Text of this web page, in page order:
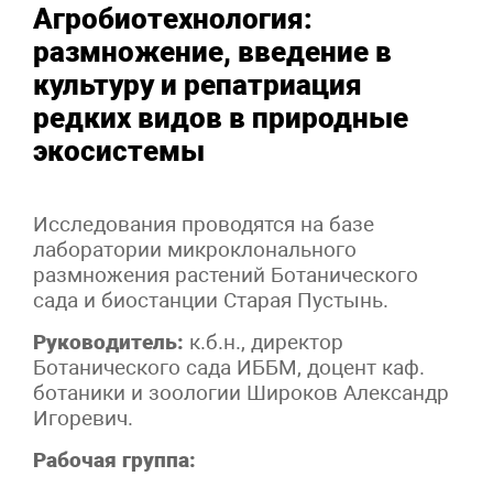
Агробиотехнология:
размножение, введение в
культуру и репатриация
редких видов в природные
экосистемы
Исследования проводятся на базе
лаборатории микроклонального
размножения растений Ботанического
сада и биостанции Старая Пустынь.
Руководитель: к.б.н., директор
Ботанического сада ИББМ, доцент каф.
ботаники и зоологии Широков Александр
Игоревич.
Рабочая группа: